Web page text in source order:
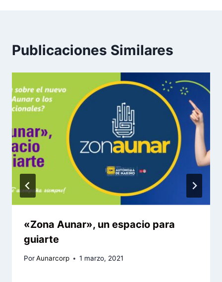
Publicaciones Similares
«Zona Aunar», un espacio para
guiarte
PorAunarcorp 1 marzo, 2021